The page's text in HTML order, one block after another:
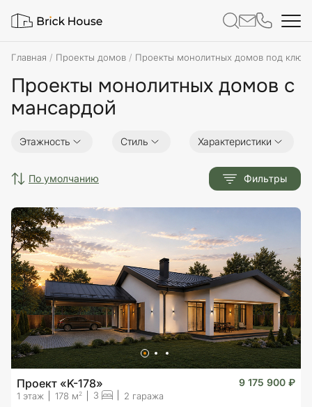
Главная Проекты домов Проекты монолитных домов под ключ
Проекты монолитных домов с
мансардой
Этажность Стиль Характеристики
по умолчанию Фильтры
Проект «K-178» 9 175 900 ₽
1 этаж 178 м2 3 2 гаража